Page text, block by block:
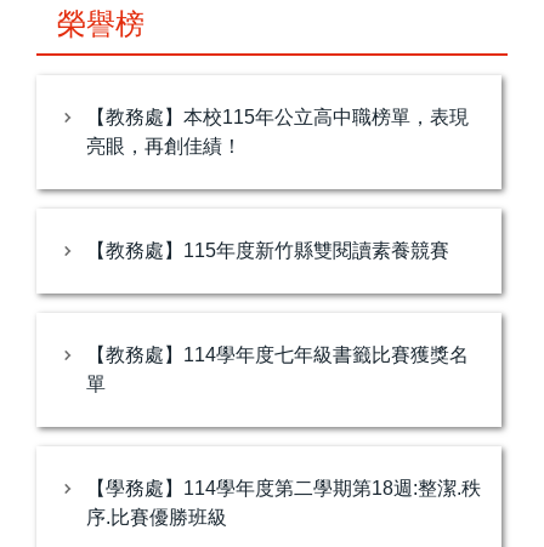
榮譽榜
【教務處】本校115年公立高中職榜單，表現
亮眼，再創佳績！
【教務處】115年度新竹縣雙閱讀素養競賽
【教務處】114學年度七年級書籤比賽獲獎名
單
【學務處】114學年度第二學期第18週:整潔.秩
序.比賽優勝班級